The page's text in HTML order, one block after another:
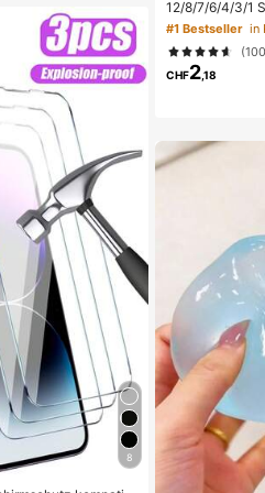
8
12/8/7/6/4/3/1
en-
on kleinen
p-Werkzeuge
nd tägliche
für
ufbewahrung,
#1 Bestseller in
CHF2,18